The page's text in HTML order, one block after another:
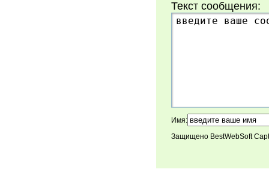
Текст сообщения:
Имя:
Защищено BestWebSoft